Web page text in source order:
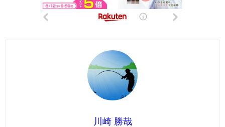
川崎 勝哉